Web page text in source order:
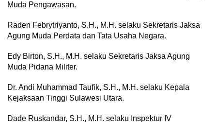
Muda Pengawasan.
Raden Febrytriyanto, S.H., M.H. selaku Sekretaris Jaksa
Agung Muda Perdata dan Tata Usaha Negara.
Edy Birton, S.H., M.H. selaku Sekretaris Jaksa Agung
Muda Pidana Militer.
Dr. Andi Muhammad Taufik, S.H., M.H. selaku Kepala
Kejaksaan Tinggi Sulawesi Utara.
Dade Ruskandar, S.H., M.H. selaku Inspektur IV